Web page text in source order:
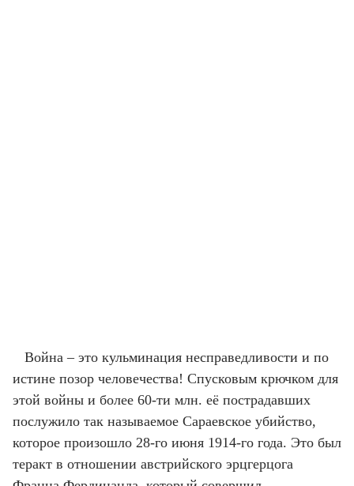
Война – это кульминация несправедливости и по
истине позор человечества! Спусковым крючком для
этой войны и более 60-ти млн. её пострадавших
послужило так называемое Сараевское убийство,
которое произошло 28-го июня 1914-го года. Это был
теракт в отношении австрийского эрцгерцога